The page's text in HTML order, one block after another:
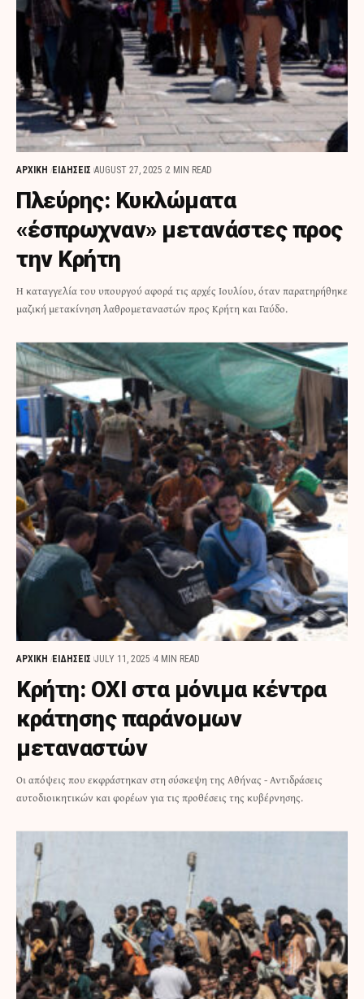
ΑΡΧΙΚΗ ΕΙΔΗΣΕΙΣ AUGUST 27, 2025 2 MIN READ
Πλεύρης: Κυκλώματα
«έσπρωχναν» μετανάστες προς
την Κρήτη
Η καταγγελία του υπουργού αφορά τις αρχές Ιουλίου, όταν παρατηρήθηκε
μαζική μετακίνηση λαθρομεταναστών προς Κρήτη και Γαύδο.
ΑΡΧΙΚΗ ΕΙΔΗΣΕΙΣ JULY 11, 2025 4 MIN READ
Κρήτη: ΟΧΙ στα μόνιμα κέντρα
κράτησης παράνομων
μεταναστών
Οι απόψεις που εκφράστηκαν στη σύσκεψη της Αθήνας - Αντιδράσεις
αυτοδιοικητικών και φορέων για τις προθέσεις της κυβέρνησης.